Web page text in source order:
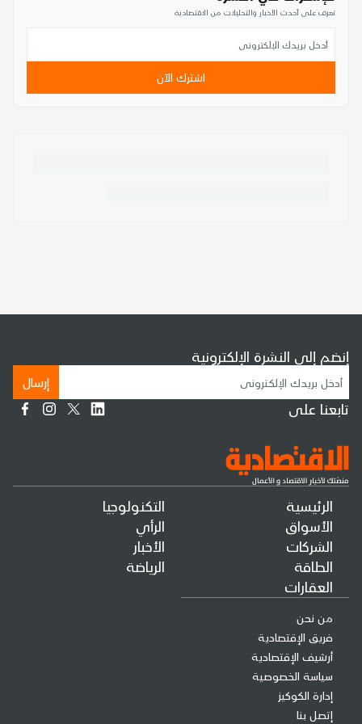
تعرف على أحدث الأخبار والتحليلات من الاقتصادية
اشترك الآن
الرئيسية
الأسواق
الشركات
الطاقة
العقارات
التكنولوجيا
الرأي
الأخبار
الرياضة
من نحن
فريق الإقتصادية
أرشيف الإقتصادية
سياسة الخصوصية
إدارة الكوكيز
إتصل بنا
إنضم إلى النشرة الإلكترونية
إرسال
تابعنا على